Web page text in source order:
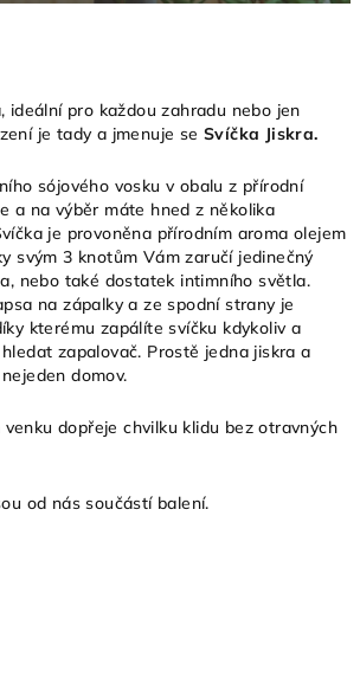
ideální pro každou zahradu nebo jen
je tady a jmenuje se Svíčka Jiskra.
sójového vosku v obalu z přírodní
a na výběr máte hned z několika
je provoněna přírodním aroma olejem
svým 3 knotům Vám zaručí jedinečný
nebo také dostatek intimního světla.
na zápalky a ze spodní strany je
kterému zapálíte svíčku kdykoliv a
zapalovač. Prostě jedna jiskra a
domov.
dopřeje chvilku klidu bez otravných
od nás součástí balení.